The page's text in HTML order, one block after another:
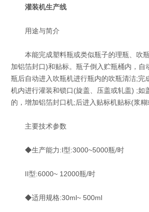
灌装机生产线
用途与简介
本能完成塑料瓶或类似瓶子的理瓶、吹
加铝箔封口)和贴标。瓶子倒入贮瓶桶内，自
瓶后自动进入吹瓶机进行瓶内的吹瓶清洁;完
机内进行灌装和锁口(旋盖、压盖或轧盖) ;如
的，增加铝箔封口机;后进入贴标机贴标(浆糊
主要技术参数
◆生产能力:I型:3000~5000瓶/时
II型:6000~ 12000瓶/时
◆适用规格:30ml~ 500ml